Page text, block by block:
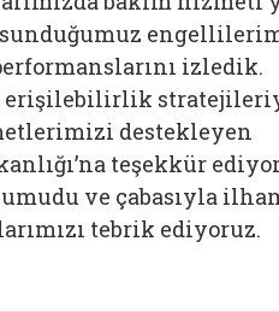
sunduğumuz
izledik.
erişilebilirlik
destekleyen
teşekkür
ve çabasıyla
tebrik ediyoruz.